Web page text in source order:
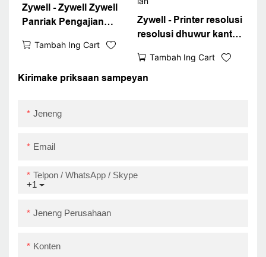
Zywell - Zywell Zywell
Panriak Pengajian
Bill Pos kanggo
Restaurant USB + Lan
Tambah Ing Cart
Zywell - Printer resolusi
resolusi dhuwur kanthi
kertas rol zywell zy307
Thermal pos printer
Tambah Ing Cart
Kirimake priksaan sampeyan
Jeneng
Email
+1
Telpon / WhatsApp / Skype
Jeneng Perusahaan
Konten